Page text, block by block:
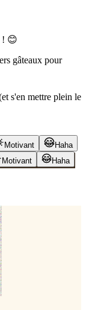
! 😊
gâteaux pour
s'en mettre plein le
Motivant
Haha
Motivant
Haha